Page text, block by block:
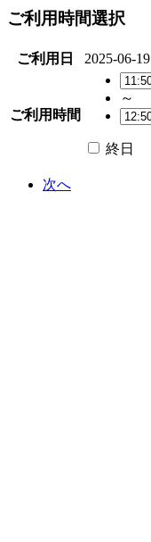
ご利用時間選択
ご利用日 2025-06-19
ご利用時間
～
終日
次へ